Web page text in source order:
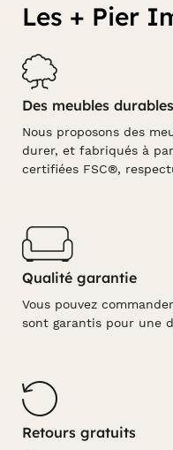
Les + Pier
Des meubles durables
Nous proposons des
durer, et fabriqués à
certifiées FSC®,
Qualité garantie
Vous pouvez
sont garantis pour une
Retours gratuits